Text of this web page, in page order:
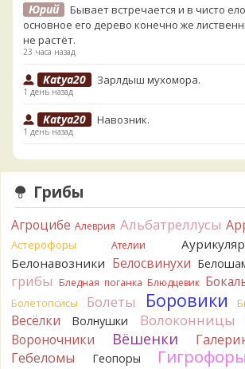
Юрий
Бывает встречается и в чисто
основное его дерево конечно же
не растёт.
23 часа назад
Katya20 Зарлдыш мухомора.
1 день назад
Katya20 Навозник.
1 день назад
Verona Скорее всего он.
2 дня назад
Verona
2 дня назад
Verona
Рядовка мыльная, судя по
Правильно сделали, что не взяли.
2 дня назад
BorisM Подгруздок чёрный, или
2 дня назад
BorisM Сдаётся мне, на земле и в
2 дня назад
Грибы
Агроцибе Алеврия Альбатреллусы
Астерофоры
Ателии
Белонавозники Белосвинухи
грибы Бледная поганка Блюдцевик
Болетопсисы Болеты Боровики
Весёлки Волнушки Волоконницы
Вороночники Вёшенки
Гебеломы Геопоры Гигрофоры